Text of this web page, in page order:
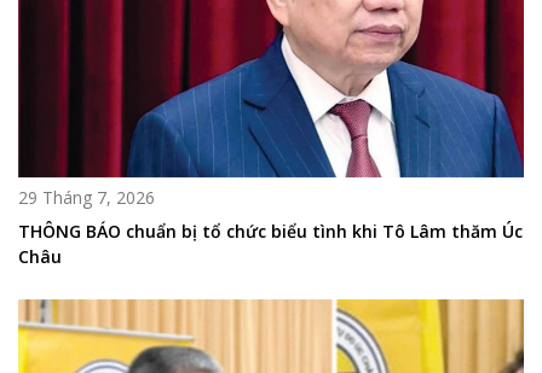
29 Tháng 7, 2026
THÔNG BÁO chuẩn bị tổ chức biểu tình khi Tô Lâm thăm Úc
Châu